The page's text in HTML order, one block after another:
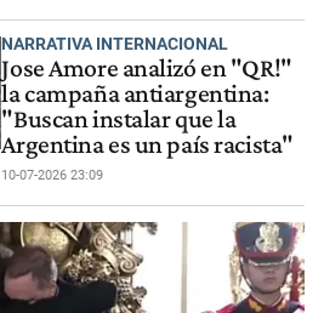
NARRATIVA INTERNACIONAL
Jose Amore analizó en "QR!"
la campaña antiargentina:
"Buscan instalar que la
Argentina es un país racista"
10-07-2026 23:09